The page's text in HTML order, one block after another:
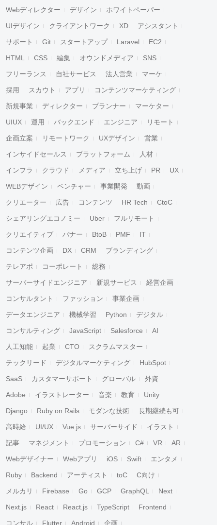
Webディレクター デザイン ホワイトペーパー
UIデザイン クライアントワーク XD アシスタント
サポート Git スタートアップ Laravel EC2
HTML CSS 編集 オウンドメディア SNS
フリーランス 自社サービス 法人営業 マーケ
採用 スカウト アプリ コンテンツマーケティング
新規事業 ディレクター プランナー マーケター
UIUX 運用 バックエンド エンジニア リモート
企画立案 リモートワーク UXデザイン 営業
インサイドセールス プラットフォーム 人材
インフラ クラウド メディア 立ち上げ PR UX
WEBデザイン ベンチャー 事業開発 動画
クリエーター 広告 コンテンツ HR Tech CtoC
シェアリングエコノミー Uber フルリモート
クリエイティブ バナー BtoB PMF IT
コンテンツ企画 DX CRM ブランディング
テレアポ コーポレート 総務
サーバーサイドエンジニア 新規サービス 経営企画
コンサルタント ファッション 事業企画
データエンジニア 機械学習 Python デジタル
コンサルティング JavaScript Salesforce AI
人工知能 起業 CTO スクラムマスター
テックリード デジタルマーケティング HubSpot
SaaS カスタマーサポート グローバル 外資
Adobe イラストレーター 音楽 教育 Unity
Django Ruby on Rails モダンな技術 長期継続も可
高時給 UI/UX Vue.js サーバーサイド イラスト
記事 マネジメント プロモーション C# VR AR
Webデザイナー Webアプリ iOS Swift エンタメ
Ruby Backend アーティスト toC C向け
メルカリ Firebase Go GCP GraphQL Next
Next.js React React.js TypeScript Frontend
コンサル Flutter Android 企画